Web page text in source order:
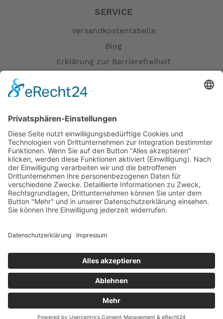
SERVICE
Versandkostentabelle
Blog
Erklärung zur Barrierefreiheit
Versandpartner
Verfügbarkeiten
Zahlung und Versand
Datenschutz
Fernabsatz
Widerrufsrecht MS
Widerrufsrecht bei Reparatur
Widerrufsrecht bei Dienstleistungen
Garantiefall
Batterieverordnung
Ergänzende Allgemeine Geschäftsbedingungen zum
easyCredit-Ratenkauf